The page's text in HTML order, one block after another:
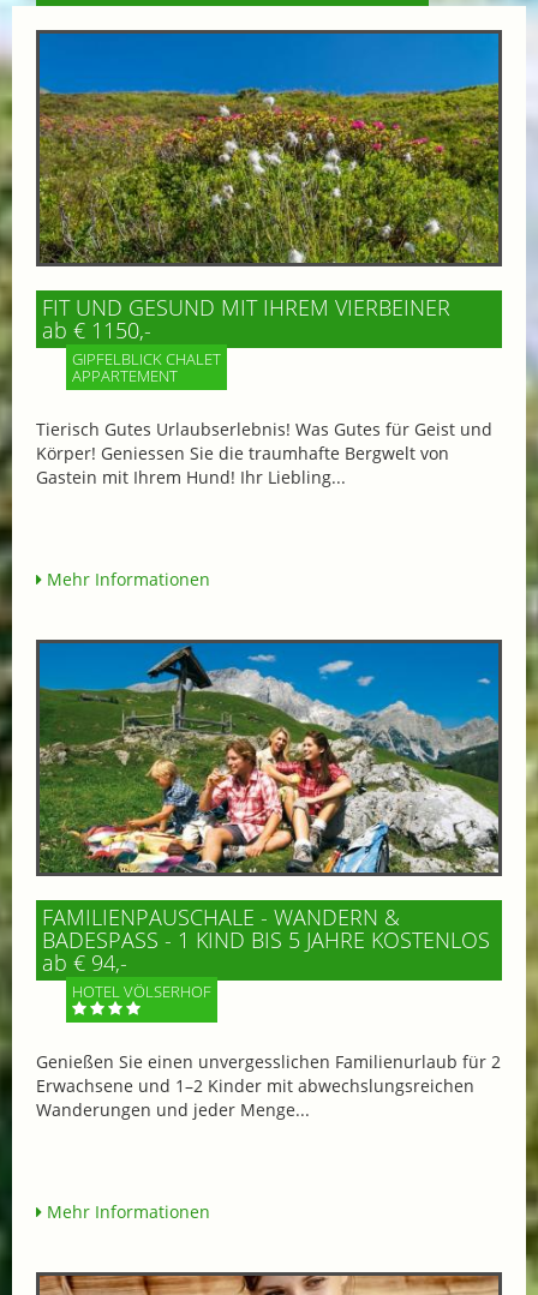
FIT UND GESUND MIT IHREM VIERBEINER
ab € 1150,-
GIPFELBLICK CHALET
APPARTEMENT
Tierisch Gutes Urlaubserlebnis! Was Gutes für Geist und
Körper! Geniessen Sie die traumhafte Bergwelt von
Gastein mit Ihrem Hund! Ihr Liebling...
Mehr Informationen
FAMILIENPAUSCHALE - WANDERN &
BADESPASS - 1 KIND BIS 5 JAHRE KOSTENLOS
ab € 94,-
HOTEL VÖLSERHOF
Genießen Sie einen unvergesslichen Familienurlaub für 2
Erwachsene und 1–2 Kinder mit abwechslungsreichen
Wanderungen und jeder Menge...
Mehr Informationen